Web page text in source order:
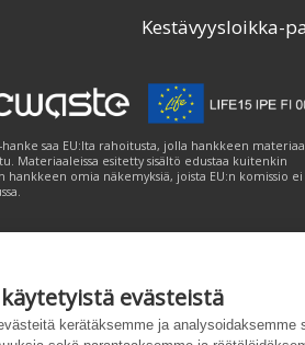
evästeistä
kerätäksemme ja
Kestävyysloikka-
hanke saa EU:lta rahoitusta, jolla hankkeen
Materiaaleissa esitetty sisältö edustaa kuitenkin
hankkeen omia näkemyksiä, joista EU:n komissio ei
| Tietosuojailmoitus|